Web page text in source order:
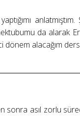
da alarak
alacağım
sonra asıl zorlu